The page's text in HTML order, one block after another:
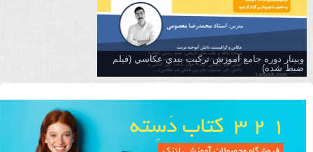
وبینار دوره جامع آموزش تركيب بندي عكاسي (فیلم
ضبط شده)